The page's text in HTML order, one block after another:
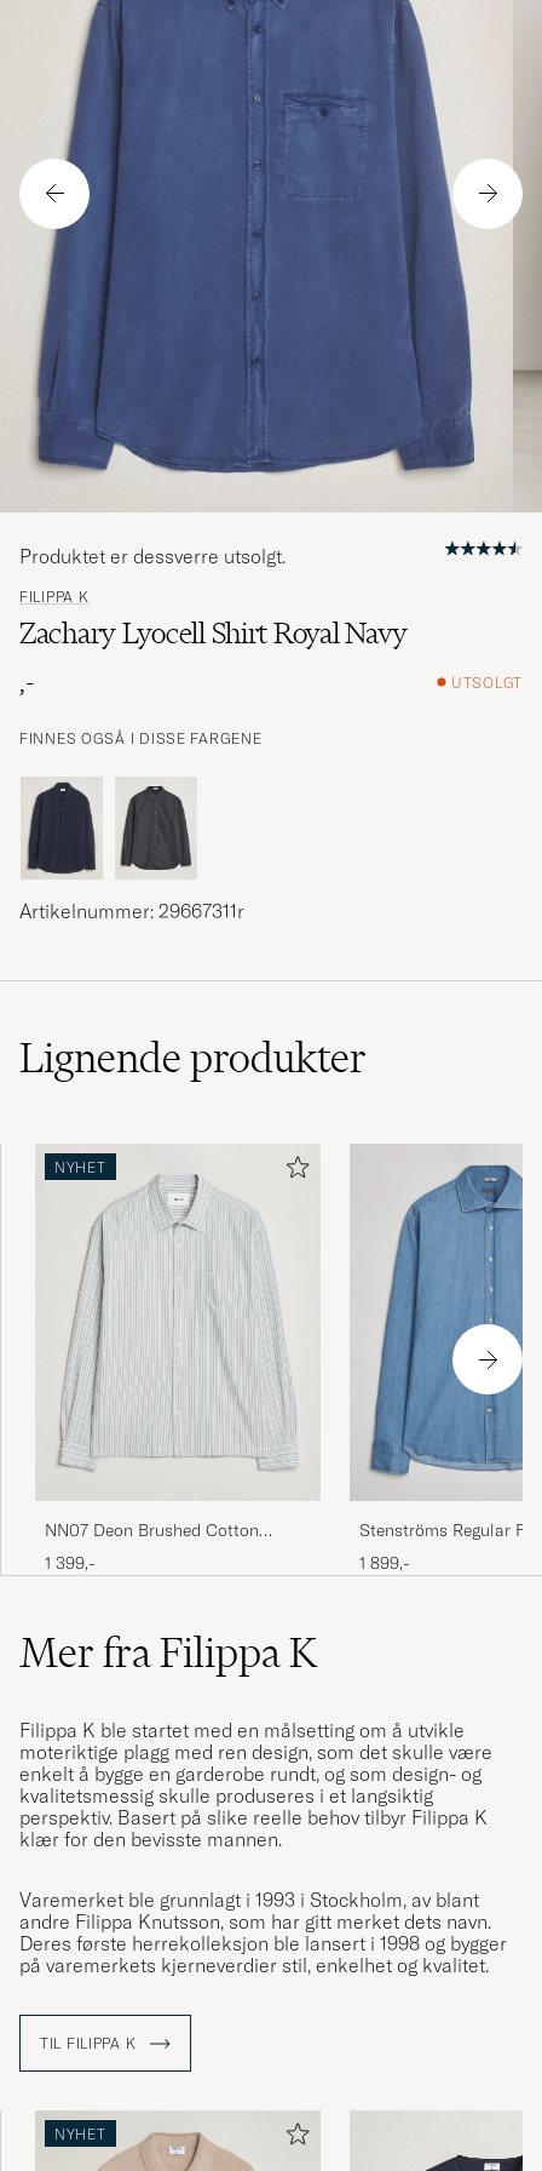
FILIPPA K
Zachary Lyocell Shirt Royal Navy
,-
UTSOLGT
FINNES OGSÅ I DISSE FARGENE
Produktet er dessverre utsolgt.
Artikelnummer: 29667311r
Lignendeprodukter
NYHET
NN07 Deon Brushed Cotton
Striped Shirt Blue
1 399,-
Stenströms Regular Fit
Washed Shirt Light
1 899,-
Mer fra Filippa K
Filippa K ble startet med en målsetting om å utvikle
moteriktige plagg med ren design, som det skulle være
enkelt å bygge en garderobe rundt, og som design- og
kvalitetsmessig skulle produseres i et langsiktig
perspektiv. Basert på slike reelle behov tilbyr Filippa K
klær for den bevisste mannen.
Varemerket ble grunnlagt i 1993 i Stockholm, av blant
andre Filippa Knutsson, som har gitt merket dets navn.
Deres første herrekolleksjon ble lansert i 1998 og bygger
på varemerkets kjerneverdier stil, enkelhet og kvalitet.
TIL FILIPPA K
NYHET